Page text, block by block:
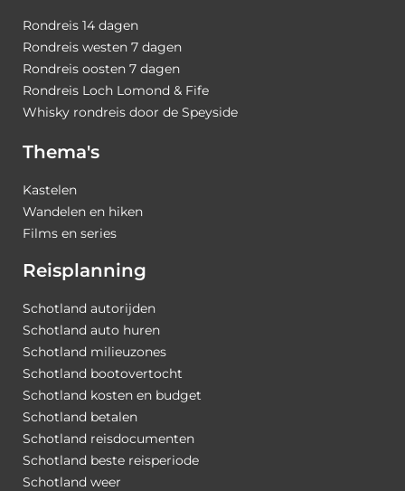
Rondreis 14 dagen
Rondreis westen 7 dagen
Rondreis oosten 7 dagen
Rondreis Loch Lomond & Fife
Whisky rondreis door de Speyside
Thema's
Kastelen
Wandelen en hiken
Films en series
Reisplanning
Schotland autorijden
Schotland auto huren
Schotland milieuzones
Schotland bootovertocht
Schotland kosten en budget
Schotland betalen
Schotland reisdocumenten
Schotland beste reisperiode
Schotland weer